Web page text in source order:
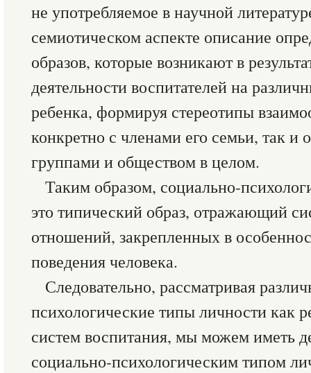
не употребляемое в научной
семиотическом аспекте описание
образов, которые возникают в
деятельности воспитателей на
ребенка, формируя стереотипы
конкретно с членами его семьи, так
группами и обществом в целом.
Таким образом, социально-
это типический образ, отражающий
отношений, закрепленных в
поведения человека.
Следовательно, рассматривая
психологические типы личности как
систем воспитания, мы можем иметь
социально-психологическим типом